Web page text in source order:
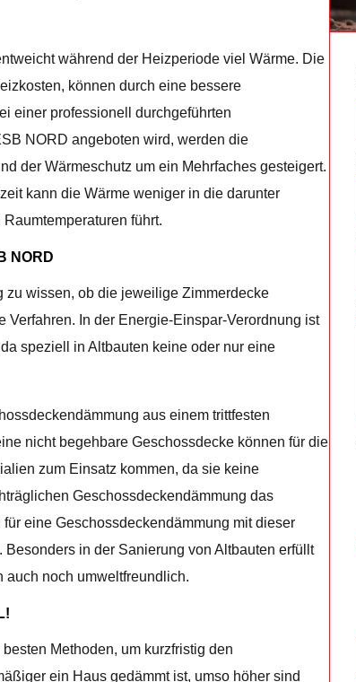
während der Heizperiode viel Wärme. Die
können durch eine bessere
einer professionell durchgeführten
NORD angeboten wird, werden die
der Wärmeschutz um ein Mehrfaches gesteigert.
kann die Wärme weniger in die darunter
führt.
NORD
zu wissen, ob die jeweilige Zimmerdecke
In der Energie-Einspar-Verordnung ist
speziell in Altbauten keine oder nur eine
aus einem trittfesten
nicht begehbare Geschossdecke können für die
zum Einsatz kommen, da sie keine
Geschossdeckendämmung das
eine Geschossdeckendämmung mit dieser
in der Sanierung von Altbauten erfüllt
auch noch umweltfreundlich.
Methoden, um kurzfristig den
ein Haus gedämmt ist, umso höher sind